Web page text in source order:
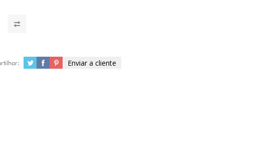
Enviar a cliente